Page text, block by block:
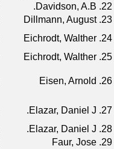
22.
Davidson, A.B.
23.
Dillmann, August
24.
Eichrodt, Walther
25.
Eichrodt, Walther
26.
Eisen, Arnold
27.
Elazar, Daniel J.
28.
Elazar, Daniel J.
29.
Faur, Jose